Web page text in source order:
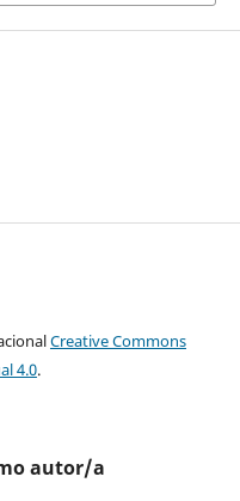
Creative Commons
4.0.
autor/a